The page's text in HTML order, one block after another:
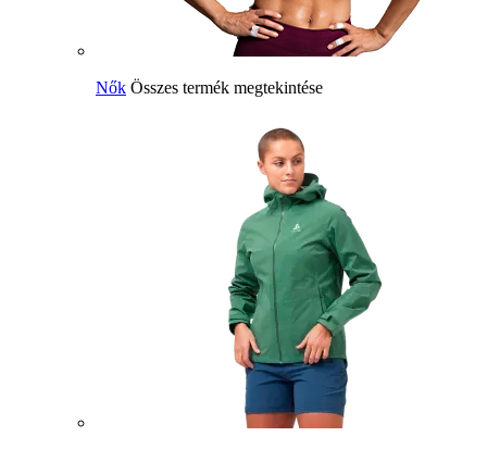
Nők Összes termék megtekintése